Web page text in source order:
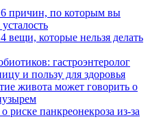
6 причин, по которым вы
вещи, которые нельзя делать
гастроэнтеролог
и пользу для здоровья
живота может говорить о
риске панкреонекроза из-за